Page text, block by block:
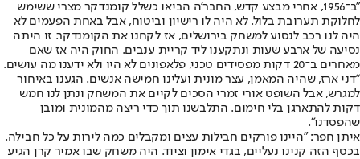
"ב־1956, אחרי מבצע קדש, החבר'ה הביאו כשלל קומנדקר מצרי ששימש
לחלוקת תערובת בלול. לא היה לו רישיון וביטוח, אבל באחת הפעמים לא
היה לנו רכב לנסוע למשחק בירושלים, אז לקחנו את הקומנדקר. זו היתה
נסיעה של ארבע שעות ונתקענו ליד קריית ענבים. החוק היה אז שאם
מאחרים ב־20 דקות מפסידים טכני, פלאפונים לא היו ולא ידענו מה עושים.
"דני ארז, שהיה המאמן, עצר מונית ועלינו חמישה אנשים. הגענו באיחור
למגרש, אבל השופט אורי זמרי הסכים לקיים את המשחק ונתן לנו חמש
דקות להתארגן בלי חימום. התלבשנו תוך כדי ריצה מהמונית ומובן
שהפסדנו".
איתן חפר: "היינו פורקים חבילות עצים ומקבלים כמה לירות על כל חבילה.
בכסף הזה קנינו נעליים, בגדי אימון וציוד. היה משחק שבו אמיר קרן הגיע